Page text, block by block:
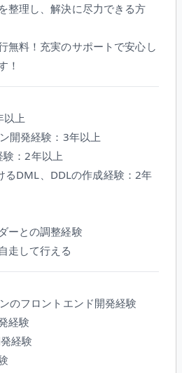
整理し、解決に尽力できる方
無料！充実のサポートで安心し
！
以上
開発経験：3年以上
験：2年以上
るDML、DDLの作成経験：2年
ーとの調整経験
走して行える
のフロントエンド開発経験
経験
経験